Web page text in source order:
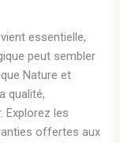
essentielle,
peut sembler
Nature et
qualité,
Explorez les
offertes aux